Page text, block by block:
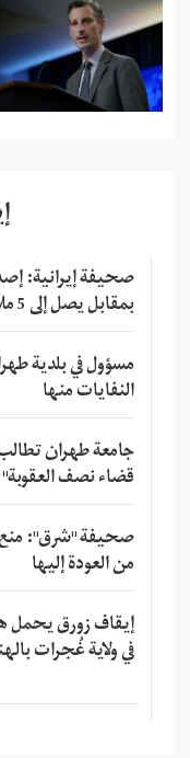
صحيفة إيرانية:
بمقابل يصل إلى 5 ملايين تومان
مسؤول في بلدية
النفايات منها
جامعة طهران
قضاء نصف العقوبة"
صحيفة "شرق": منع
من العودة إليها
إيقاف زورق يحمل
في ولاية غُجرات